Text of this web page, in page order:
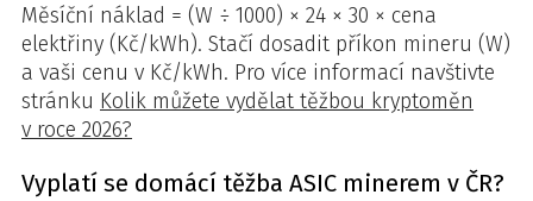
Měsíční náklad = (W ÷ 1000) × 24 × 30 × cena
elektřiny (Kč/kWh). Stačí dosadit příkon mineru (W)
a vaši cenu v Kč/kWh. Pro více informací navštivte
stránku Kolik můžete vydělat těžbou kryptoměn
v roce 2026?
Vyplatí se domácí těžba ASIC minerem v ČR?